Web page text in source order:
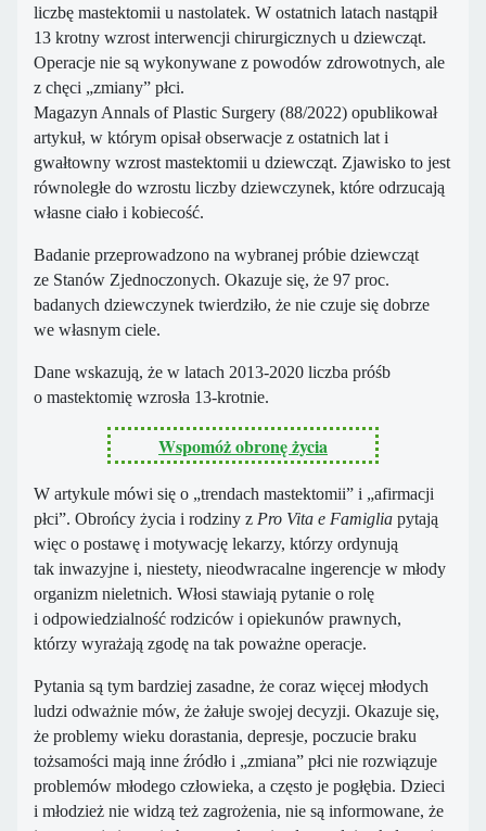
liczbę mastektomii u nastolatek. W ostatnich latach nastąpił
13 krotny wzrost interwencji chirurgicznych u dziewcząt.
Operacje nie są wykonywane z powodów zdrowotnych, ale
z chęci „zmiany” płci.
Magazyn Annals of Plastic Surgery (88/2022) opublikował
artykuł, w którym opisał obserwacje z ostatnich lat i
gwałtowny wzrost mastektomii u dziewcząt. Zjawisko to jest
równoległe do wzrostu liczby dziewczynek, które odrzucają
własne ciało i kobiecość.
Badanie przeprowadzono na wybranej próbie dziewcząt
ze Stanów Zjednoczonych. Okazuje się, że 97 proc.
badanych dziewczynek twierdziło, że nie czuje się dobrze
we własnym ciele.
Dane wskazują, że w latach 2013-2020 liczba próśb
o mastektomię wzrosła 13-krotnie.
Wspomóż obronę życia
W artykule mówi się o „trendach mastektomii” i „afirmacji
płci”. Obrońcy życia i rodziny z Pro Vita e Famiglia pytają
więc o postawę i motywację lekarzy, którzy ordynują
tak inwazyjne i, niestety, nieodwracalne ingerencje w młody
organizm nieletnich. Włosi stawiają pytanie o rolę
i odpowiedzialność rodziców i opiekunów prawnych,
którzy wyrażają zgodę na tak poważne operacje.
Pytania są tym bardziej zasadne, że coraz więcej młodych
ludzi odważnie mów, że żałuje swojej decyzji. Okazuje się,
że problemy wieku dorastania, depresje, poczucie braku
tożsamości mają inne źródło i „zmiana” płci nie rozwiązuje
problemów młodego człowieka, a często je pogłębia. Dzieci
i młodzież nie widzą też zagrożenia, nie są informowane, że